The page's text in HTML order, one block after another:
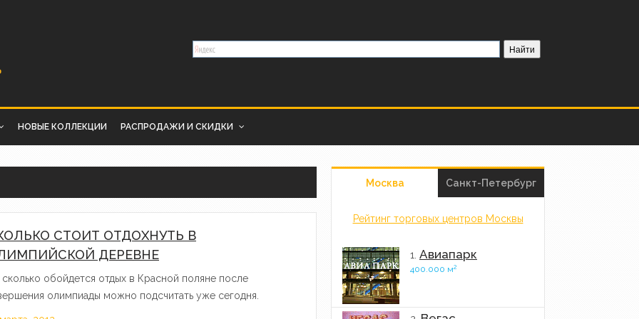
НОВЫЕ КОЛЛЕКЦИИ РАСПРОДАЖИ И СКИДКИ
СТОИТ ОТДОХНУТЬ В
ДЕРЕВНЕ
обойдется отдых в Красной поляне после
олимпиады можно подсчитать уже сегодня.
Москва Санкт-Петербург
Рейтинг торговых центров Москвы
1. Авиапарк
400.000 м2